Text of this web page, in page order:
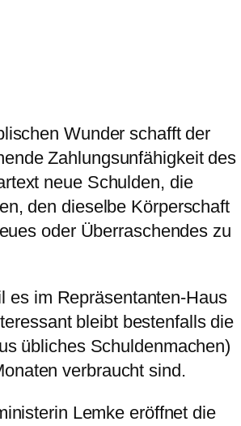
Wunder schafft der
Zahlungsunfähigkeit des
neue Schulden, die
den dieselbe Körperschaft
oder Überraschendes zu
es im Repräsentanten-Haus
bleibt bestenfalls die
übliches Schuldenmachen)
verbraucht sind.
Lemke eröffnet die